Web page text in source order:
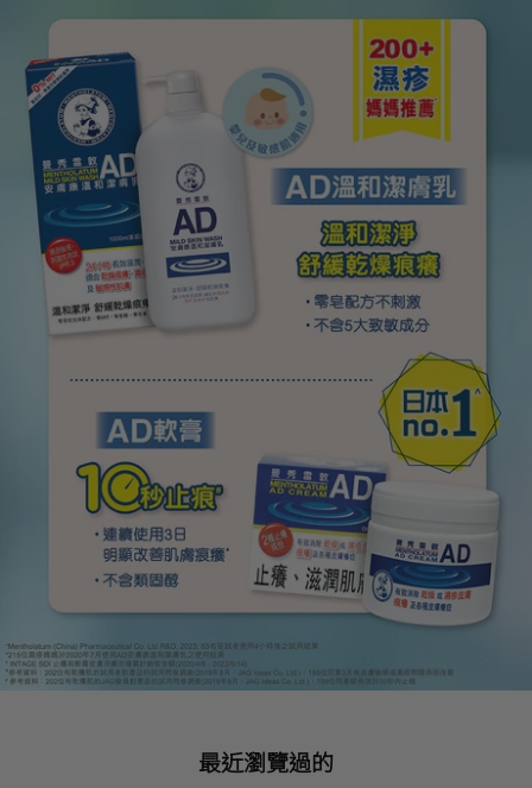
最近瀏覽過的